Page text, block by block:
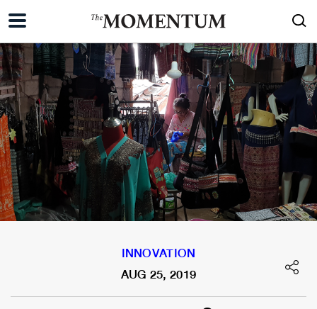
INNOVATION
AUG 25, 2019